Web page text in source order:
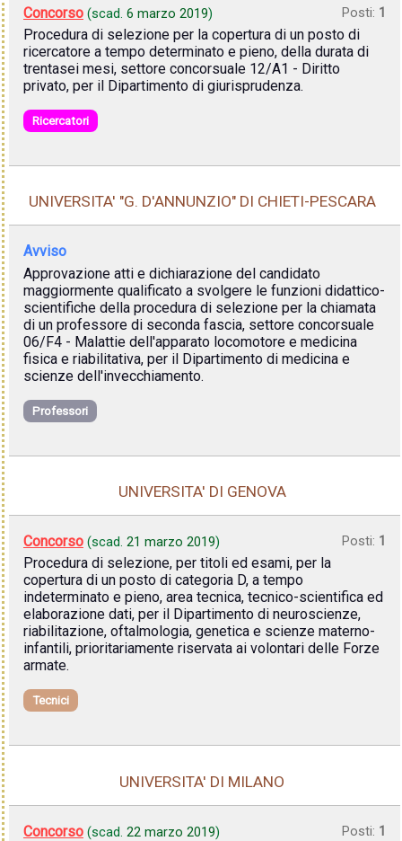
Concorso (scad. 6 marzo 2019) Posti: 1
Procedura di selezione per la copertura di un posto di
ricercatore a tempo determinato e pieno, della durata di
trentasei mesi, settore concorsuale 12/A1 - Diritto
privato, per il Dipartimento di giurisprudenza.
Ricercatori
UNIVERSITA' "G. D'ANNUNZIO" DI CHIETI-PESCARA
Avviso
Approvazione atti e dichiarazione del candidato
maggiormente qualificato a svolgere le funzioni didattico-
scientifiche della procedura di selezione per la chiamata
di un professore di seconda fascia, settore concorsuale
06/F4 - Malattie dell'apparato locomotore e medicina
fisica e riabilitativa, per il Dipartimento di medicina e
scienze dell'invecchiamento.
Professori
UNIVERSITA' DI GENOVA
Concorso (scad. 21 marzo 2019) Posti: 1
Procedura di selezione, per titoli ed esami, per la
copertura di un posto di categoria D, a tempo
indeterminato e pieno, area tecnica, tecnico-scientifica ed
elaborazione dati, per il Dipartimento di neuroscienze,
riabilitazione, oftalmologia, genetica e scienze materno-
infantili, prioritariamente riservata ai volontari delle Forze
armate.
Tecnici
UNIVERSITA' DI MILANO
Concorso (scad. 22 marzo 2019) Posti: 1